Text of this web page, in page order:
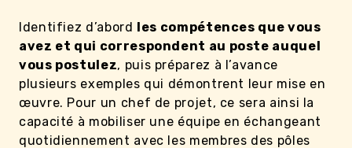
Identifiez d’abord les compétences que vous
avez et qui correspondent au poste auquel
vous postulez, puis préparez à l’avance
plusieurs exemples qui démontrent leur mise en
œuvre. Pour un chef de projet, ce sera ainsi la
capacité à mobiliser une équipe en échangeant
quotidiennement avec les membres des pôles